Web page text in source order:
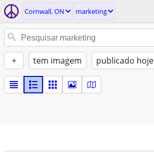
Cornwall, ON marketing
+ tem imagem publicado hoje